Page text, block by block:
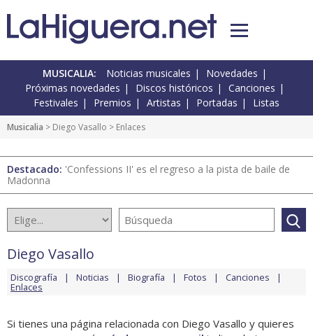
MUSICALIA: Noticias musicales
Novedades
Próximas novedades
Discos históricos
Canciones
Festivales
Premios Artistas Portadas Listas
Musicalia > Diego Vasallo > Enlaces
Destacado: 'Confessions II' es el regreso a la pista de baile de
Madonna
Diego Vasallo
Discografía Noticias Biografía Fotos Canciones
Enlaces
Si tienes una página relacionada con Diego Vasallo y quieres